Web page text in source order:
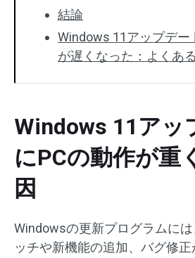
結論
Windows 11アップデー
が遅くなった：よくあ
Windows 11アッ
にPCの動作が重
因
Windowsの更新プログラムに
ッチや新機能の追加、バグ修正